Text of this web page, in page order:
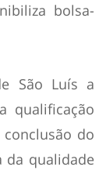
bolsa-
São Luís a
qualificação
do
da qualidade